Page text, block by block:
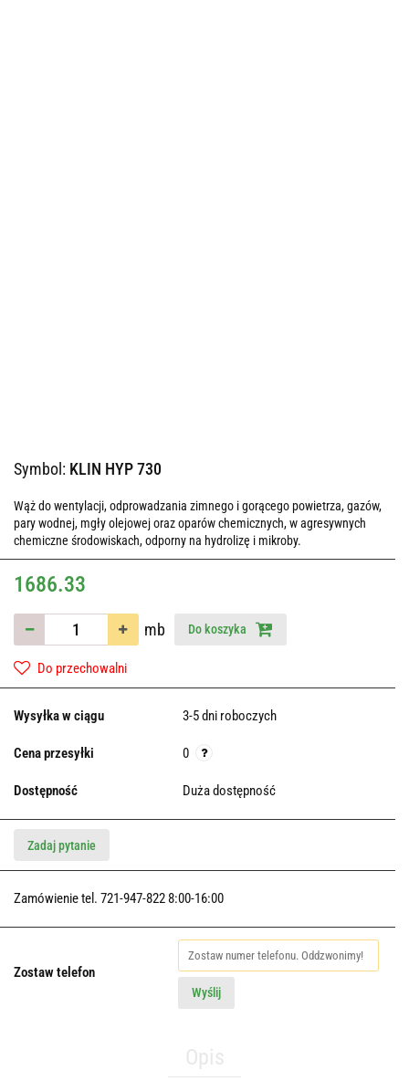
Symbol: KLIN HYP 730
Wąż do wentylacji, odprowadzania zimnego i gorącego powietrza, gazów,
pary wodnej, mgły olejowej oraz oparów chemicznych, w agresywnych
chemiczne środowiskach, odporny na hydrolizę i mikroby.
1686.33
mb Do koszyka
Do przechowalni
Wysyłka w ciągu 3-5 dni roboczych
Cena przesyłki 0
Dostępność Duża dostępność
Zadaj pytanie
Zamówienie tel. 721-947-822 8:00-16:00
Zostaw telefon
Wyślij